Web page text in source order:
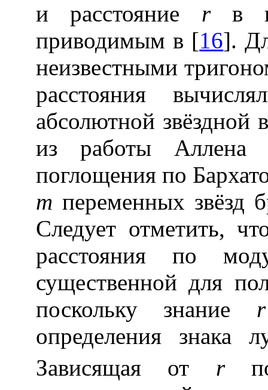
и расстояние rв
приводимым в [16].
неизвестными
расстояния
абсолютной звёздной
из работы Аллена
поглощения по
m переменных звёзд
Следует отметить,
расстояния по
существенной для
поскольку знание r
определения знака
Зависящая от r